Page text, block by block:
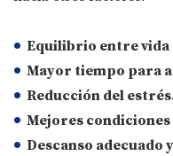
Equilibrio entre
Mayor tiempo para
Reducción del estrés
Mejores
Descanso adecuado